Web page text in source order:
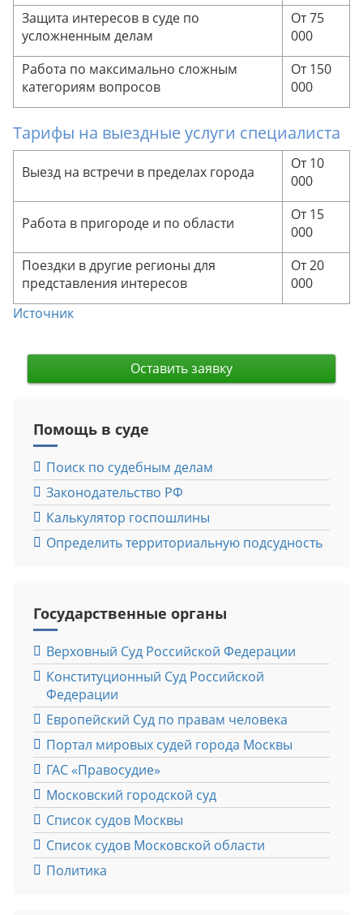
Защита интересов в суде по
усложненным делам
От 75
000
Работа по максимально сложным
категориям вопросов
От 150
000
Тарифы на выездные услуги специалиста
Выезд на встречи в пределах города
От 10
000
Работа в пригороде и по области
От 15
000
Поездки в другие регионы для
представления интересов
От 20
000
Источник
Оставить заявку
Помощь в суде
Поиск по судебным делам
Законодательство РФ
Калькулятор госпошлины
Определить территориальную подсудность
Государственные органы
Верховный Cуд Российской Федерации
Конституционный Cуд Российской
Федерации
Европейский Cуд по правам человека
Портал мировых судей города Москвы
ГАС «Правосудие»
Московский городской суд
Список судов Москвы
Список судов Московской области
Политика